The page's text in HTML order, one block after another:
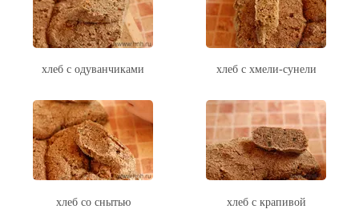
хлеб с одуванчиками хлеб с хмели-сунели
хлеб со снытью хлеб с крапивой